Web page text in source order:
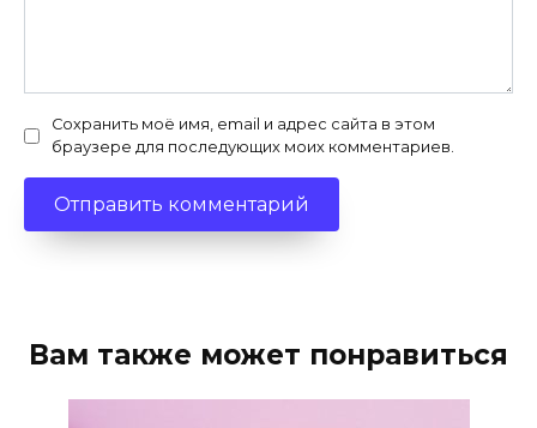
Сохранить моё имя, email и адрес сайта в этом
браузере для последующих моих комментариев.
Вам также может понравиться